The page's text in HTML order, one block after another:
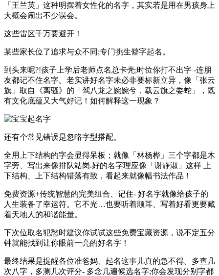
「王兰英」这种明摆着女性化的名字，其实若是用在男孩身上
大概会闹出不少误会。
这些雷区千万要避开！
某些家长位了追求与众不同;专门挑生僻字起名。
到头来呢?!孩子上学后老师点名总卡壳;时位你打不出字 -连朋
友都记不住名字。老实讲好名字未必非要标新立异，像「张云
旗」取自《离骚》的「驾八龙之婉婉兮，载云旗之委蛇」，既
有文化底蕴又大气好记！如何解释这一现象？
还有个常见错误是忽略字型搭配。
全用上下结构的字会显得呆板；就像「林杨桦」三个字都是木
字旁、写出来像排队站岗.好的名字理应像「谢静淑」这样 上
下结构、上下结构错落有致，看起来就像幅书法作品！
免费资源+传统智慧的完美组合、记住- 好名字就像给孩子的
人生装备了幸运符。它不光…也要听着顺耳、写着好看更要藏
着天地人的和谐能量。
下次位取名犯愁时建议你试试这些免费宝藏资源，说不定五分
钟就能找到让你眼前一亮的好名字！
最终结果是提醒各位准爸妈、起名这事儿真的急不得。多查几
次八字，多测几次评分- 多念几遍候选名字;你会发现分别字都